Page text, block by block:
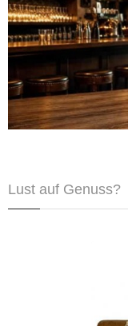
der Mitte Honduras
Lust auf Genuss?